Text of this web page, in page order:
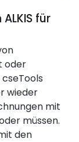
für
oder
wieder
mit
müssen.
den